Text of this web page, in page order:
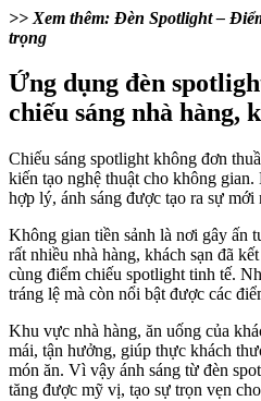
>> Xem thêm: Đèn Spotlight –
trọng
Ứng dụng đèn
chiếu sáng nhà hàng,
Chiếu sáng spotlight không đơn
kiến tạo nghệ thuật cho không
hợp lý, ánh sáng được tạo ra sự mới
Không gian tiền sảnh là nơi gây ấn
rất nhiều nhà hàng, khách sạn đã
cùng điểm chiếu spotlight tinh tế.
tráng lệ mà còn nổi bật được các
Khu vực nhà hàng, ăn uống của
mái, tận hưởng, giúp thực khách
món ăn. Vì vậy ánh sáng từ đèn
tăng được mỹ vị, tạo sự trọn vẹn